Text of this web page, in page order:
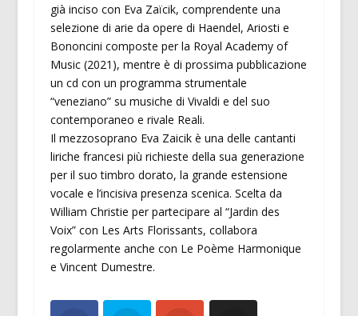
già inciso con Eva Zaïcik, comprendente una
selezione di arie da opere di Haendel, Ariosti e
Bononcini composte per la Royal Academy of
Music (2021), mentre è di prossima pubblicazione
un cd con un programma strumentale
“veneziano” su musiche di Vivaldi e del suo
contemporaneo e rivale Reali.
Il mezzosoprano Eva Zaicik è una delle cantanti
liriche francesi più richieste della sua generazione
per il suo timbro dorato, la grande estensione
vocale e l’incisiva presenza scenica. Scelta da
William Christie per partecipare al “Jardin des
Voix” con Les Arts Florissants, collabora
regolarmente anche con Le Poème Harmonique
e Vincent Dumestre.